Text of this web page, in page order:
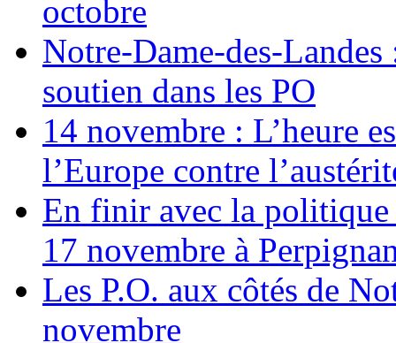
octobre
Notre-Dame-des-
soutien dans les PO
14 novembre : L’heure
l’Europe contre
En finir avec la politique
17 novembre à
Les P.O. aux côtés de
novembre